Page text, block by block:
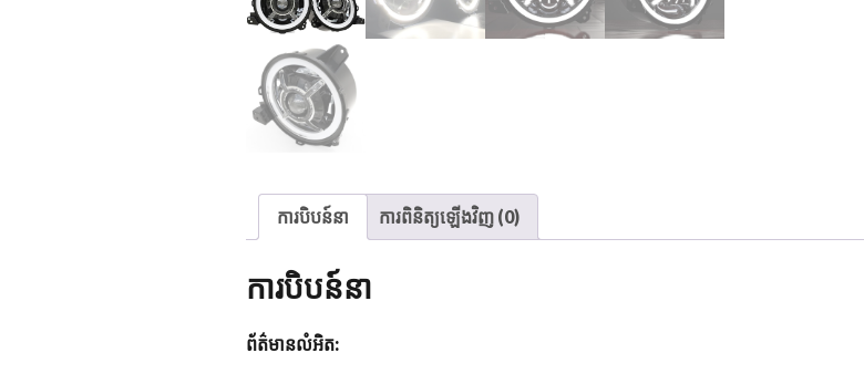
/
ការបិបន៍នា ការពិនិត្យឡើងវិញ (0)
ការបិបន៍នា
ព័ត៌មានលំអិត: